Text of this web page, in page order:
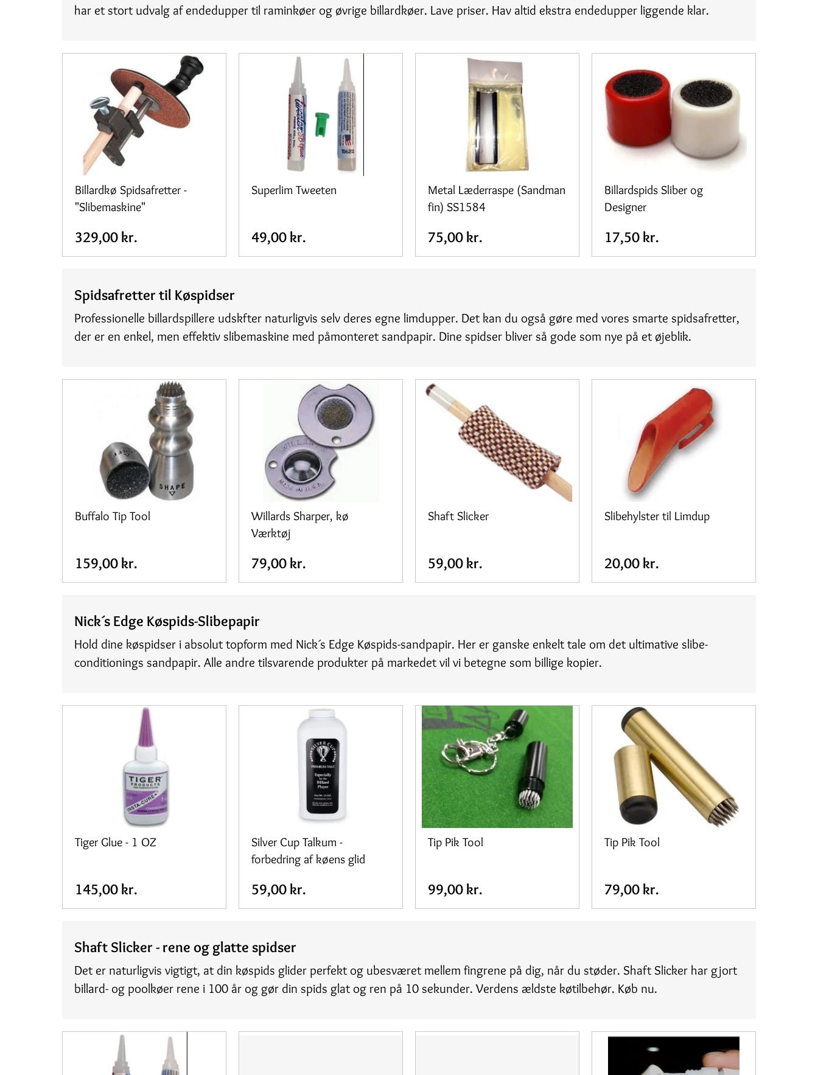
har et stort udvalg af endedupper til raminkøer og øvrige billardkøer. Lave priser. Hav altid ekstra endedupper liggende klar.
Billardkø Spidsafretter -
"Slibemaskine"
329,00 kr.
Superlim Tweeten
49,00 kr.
Metal Læderraspe (Sandman
fin) SS1584
75,00 kr.
Billardspids Sliber og
Designer
17,50 kr.
Spidsafretter til Køspidser
Professionelle billardspillere udskfter naturligvis selv deres egne limdupper. Det kan du også gøre med vores smarte spidsafretter,
der er en enkel, men effektiv slibemaskine med påmonteret sandpapir. Dine spidser bliver så gode som nye på et øjeblik.
Buffalo Tip Tool
159,00 kr.
Willards Sharper, kø
Værktøj
79,00 kr.
Shaft Slicker
59,00 kr.
Slibehylster til Limdup
20,00 kr.
Nick´s Edge Køspids-Slibepapir
Hold dine køspidser i absolut topform med Nick´s Edge Køspids-sandpapir. Her er ganske enkelt tale om det ultimative slibe-
conditionings sandpapir. Alle andre tilsvarende produkter på markedet vil vi betegne som billige kopier.
Tiger Glue - 1 OZ
145,00 kr.
Silver Cup Talkum -
forbedring af køens glid
59,00 kr.
Tip Pik Tool
99,00 kr.
Tip Pik Tool
79,00 kr.
Shaft Slicker - rene og glatte spidser
Det er naturligvis vigtigt, at din køspids glider perfekt og ubesværet mellem fingrene på dig, når du støder. Shaft Slicker har gjort
billard- og poolkøer rene i 100 år og gør din spids glat og ren på 10 sekunder. Verdens ældste køtilbehør. Køb nu.